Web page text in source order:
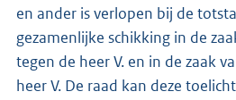
en ander is verlopen bij de
gezamenlijke schikking in de
tegen de heer V. en in de zaak
heer V. De raad kan deze